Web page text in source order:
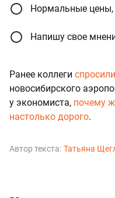
Нормальные
Напишу свое
Ранее коллеги спросили
новосибирского
у экономиста, почему
настолько дорого.
Автор текста: Татьяна